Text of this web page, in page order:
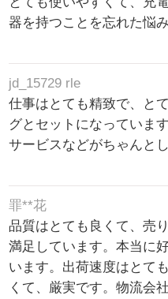
器を持つことを忘れた悩
jd_15729 rle
仕事はとても精致で、と
グとセットになっていま
サービスなどがちゃんと
罪**花
品質はとても良くて、売
満足しています。本当に
います。出荷速度はとて
くて、厳実です。物流会